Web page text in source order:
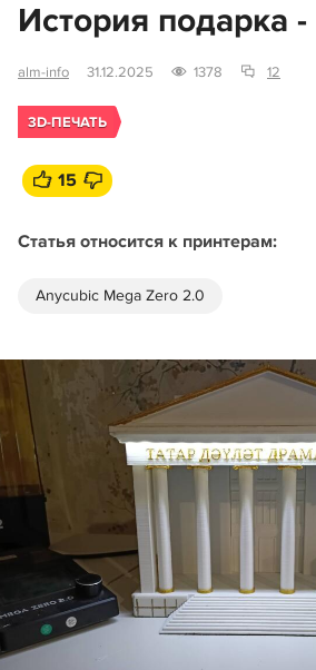
История подарка -
alm-info 31.12.2025 1378 12
3D-ПЕЧАТЬ
15
Статья относится к принтерам:
Anycubic Mega Zero 2.0